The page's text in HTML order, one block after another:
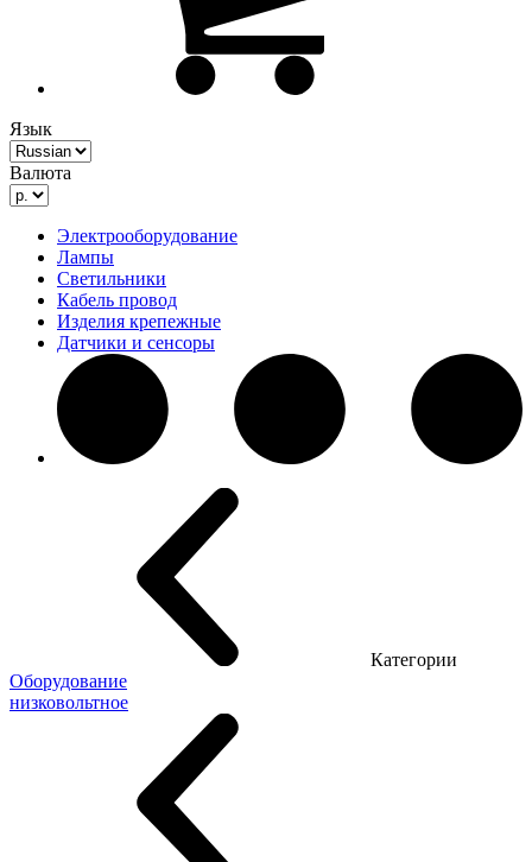
Язык
Валюта
Электрооборудование
Лампы
Светильники
Кабель провод
Изделия крепежные
Датчики и сенсоры
Категории
Оборудование
низковольтное